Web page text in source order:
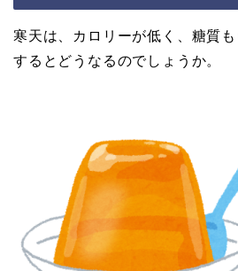
寒天は、カロリーが低く、糖質
するとどうなるのでしょうか。